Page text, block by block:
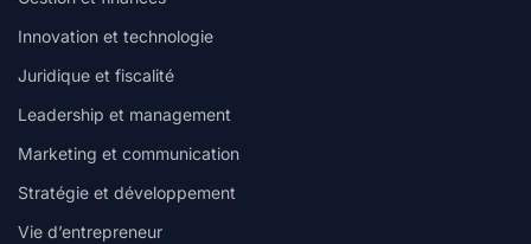
Innovation et technologie
Juridique et fiscalité
Leadership et management
Marketing et communication
Stratégie et développement
Vie d’entrepreneur